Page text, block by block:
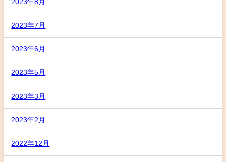
2023年8月
2023年7月
2023年6月
2023年5月
2023年3月
2023年2月
2022年12月